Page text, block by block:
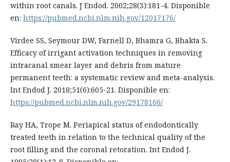
within root canals. J Endod. 2002;28(3):181-4. Disponible
en: https://pubmed.ncbi.nlm.nih.gov/12017176/
Virdee SS, Seymour DW, Farnell D, Bhamra G, Bhakta S.
Efficacy of irrigant activation techniques in removing
intracanal smear layer and debris from mature
permanent teeth: a systematic review and meta-analysis.
Int Endod J. 2018;51(6):605-21. Disponible en:
https://pubmed.ncbi.nlm.nih.gov/29178166/
Ray HA, Trope M. Periapical status of endodontically
treated teeth in relation to the technical quality of the
root filling and the coronal retoration. Int Endod J.